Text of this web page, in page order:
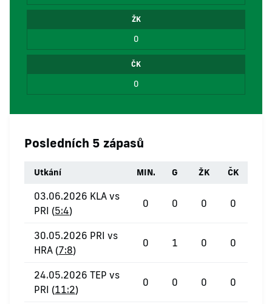
ŽK
0
ČK
0
Posledních 5 zápasů
Utkání MIN. G ŽK ČK
03.06.2026 KLA vs
PRI (5:4)
0 0 0 0
30.05.2026 PRI vs
HRA (7:8)
0 1 0 0
24.05.2026 TEP vs
PRI (11:2)
0 0 0 0